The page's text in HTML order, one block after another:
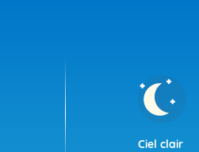
Ciel clair